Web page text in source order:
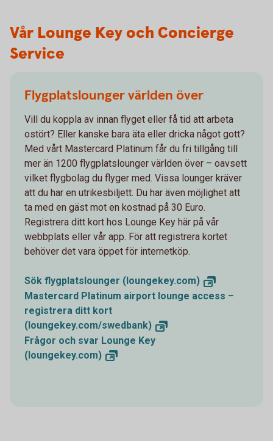
Vår Lounge Key och Concierge
Service
Flygplatslounger världen över
Vill du koppla av innan flyget eller få tid att arbeta
ostört? Eller kanske bara äta eller dricka något gott?
Med vårt Mastercard Platinum får du fri tillgång till
mer än 1200 flygplatslounger världen över – oavsett
vilket flygbolag du flyger med. Vissa lounger kräver
att du har en utrikesbiljett. Du har även möjlighet att
ta med en gäst mot en kostnad på 30 Euro.
Registrera ditt kort hos Lounge Key här på vår
webbplats eller vår app. För att registrera kortet
behöver det vara öppet för internetköp.
Sök flygplatslounger (loungekey.com)
Mastercard Platinum airport lounge access –
registrera ditt kort
(loungekey.com/swedbank)
Frågor och svar Lounge Key
(loungekey.com)